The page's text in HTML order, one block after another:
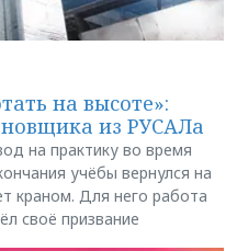
на высоте»:
из РУСАЛа
на практику во время
учёбы вернулся на
краном. Для него работа
своё призвание